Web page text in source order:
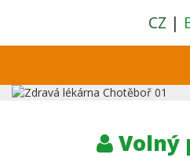
CZ |
Lékárna
ChotěbořVolný